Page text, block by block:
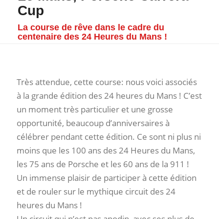
Cup
La course de rêve dans le cadre du
centenaire des 24 Heures du Mans !
Très attendue, cette course: nous voici associés
à la grande édition des 24 heures du Mans ! C’est
un moment très particulier et une grosse
opportunité, beaucoup d’anniversaires à
célébrer pendant cette édition. Ce sont ni plus ni
moins que les 100 ans des 24 Heures du Mans,
les 75 ans de Porsche et les 60 ans de la 911 !
Un immense plaisir de participer à cette édition
et de rouler sur le mythique circuit des 24
heures du Mans !